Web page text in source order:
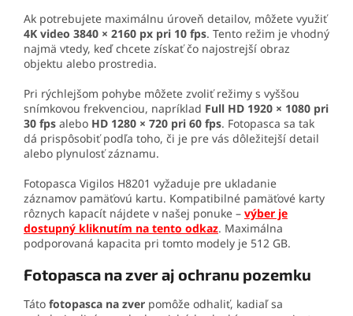
Ak potrebujete maximálnu úroveň detailov, môžete využiť
4K video 3840 × 2160 px pri 10 fps. Tento režim je vhodný
najmä vtedy, keď chcete získať čo najostrejší obraz
objektu alebo prostredia.
Pri rýchlejšom pohybe môžete zvoliť režimy s vyššou
snímkovou frekvenciou, napríklad Full HD 1920 × 1080 pri
30 fps alebo HD 1280 × 720 pri 60 fps. Fotopasca sa tak
dá prispôsobiť podľa toho, či je pre vás dôležitejší detail
alebo plynulosť záznamu.
Fotopasca Vigilos H8201 vyžaduje pre ukladanie
záznamov pamäťovú kartu. Kompatibilné pamäťové karty
rôznych kapacít nájdete v našej ponuke – výber je
dostupný kliknutím na tento odkaz. Maximálna
podporovaná kapacita pri tomto modely je 512 GB.
Fotopasca na zver aj ochranu pozemku
Táto fotopasca na zver pomôže odhaliť, kadiaľ sa